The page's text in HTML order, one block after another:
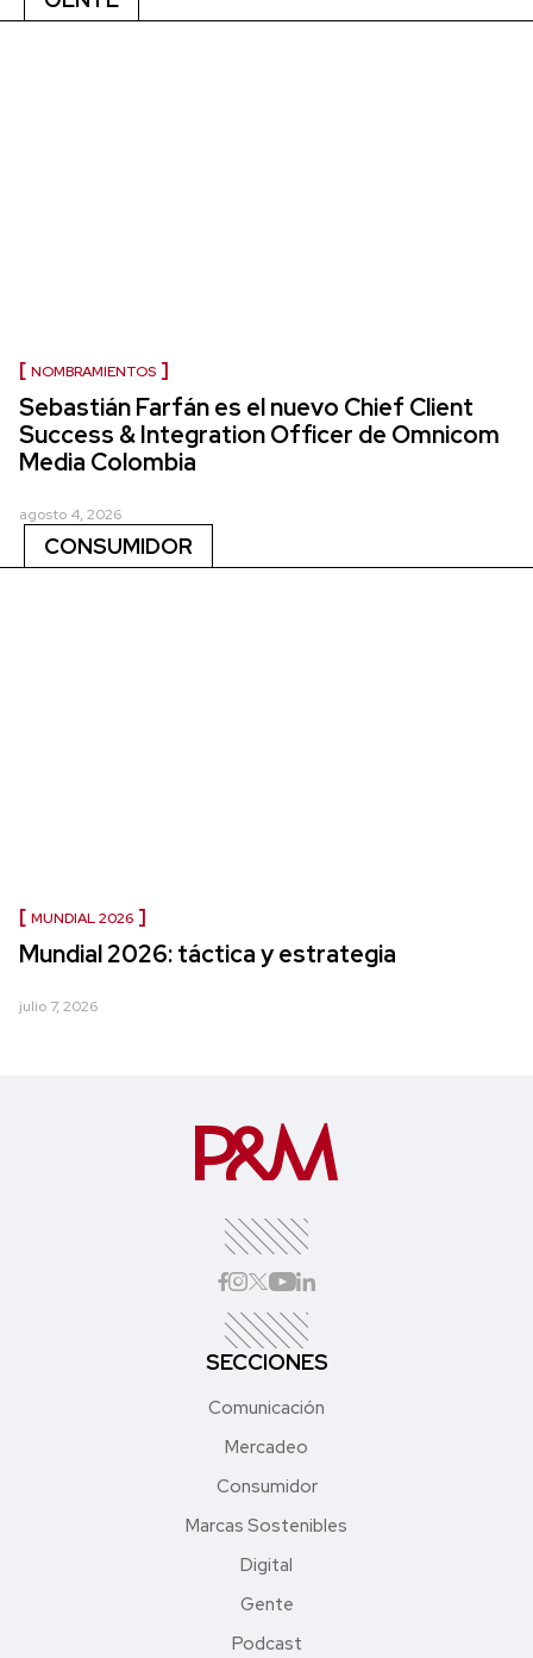
NOMBRAMIENTOS
Sebastián Farfán es el nuevo Chief Client
Success & Integration Officer de Omnicom
Media Colombia
agosto 4, 2026
CONSUMIDOR
MUNDIAL 2026
Mundial 2026: táctica y estrategia
julio 7, 2026
SECCIONES
Comunicación
Mercadeo
Consumidor
Marcas Sostenibles
Digital
Gente
Podcast